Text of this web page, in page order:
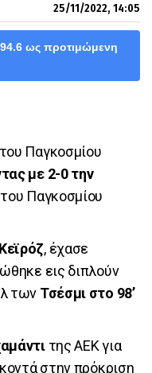
25/11/2022, 14:05
ως προτιμώμενη
Παγκοσμίου
με 2-0 την
Παγκοσμίου
, έχασε
εις διπλούν
των Τσέσμι στο 98’
της ΑΕΚ για
στην πρόκριση